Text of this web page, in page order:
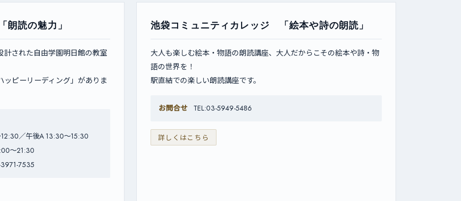
読の魅力」
計された自由学園明日館の教室
ピーリーディング」がありま
／午後A 13:30〜15:30
〜21:30
7535
池袋コミュニティカレッジ 「絵本や詩の朗読」
大人も楽しむ絵本・物語の朗読講座、大人だからこその絵本や詩・物
語の世界を！
駅直結での楽しい朗読講座です。
お問合せ TEL:03-5949-5486
詳しくはこちら